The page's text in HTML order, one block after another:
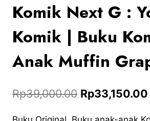
Komik Next G :
Komik | Buku
Anak Muffin
Rp39,000.00 Rp33,150.00